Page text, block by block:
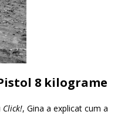
8 kilograme
Click!, Gina a explicat cum a